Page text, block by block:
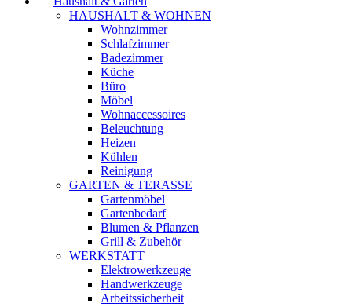
HAUSHALT & WOHNEN
Wohnzimmer
Schlafzimmer
Badezimmer
Küche
Büro
Möbel
Wohnaccessoires
Beleuchtung
Heizen
Kühlen
Reinigung
GARTEN & TERASSE
Gartenmöbel
Gartenbedarf
Blumen & Pflanzen
Grill & Zubehör
WERKSTATT
Elektrowerkzeuge
Handwerkzeuge
Arbeitssicherheit